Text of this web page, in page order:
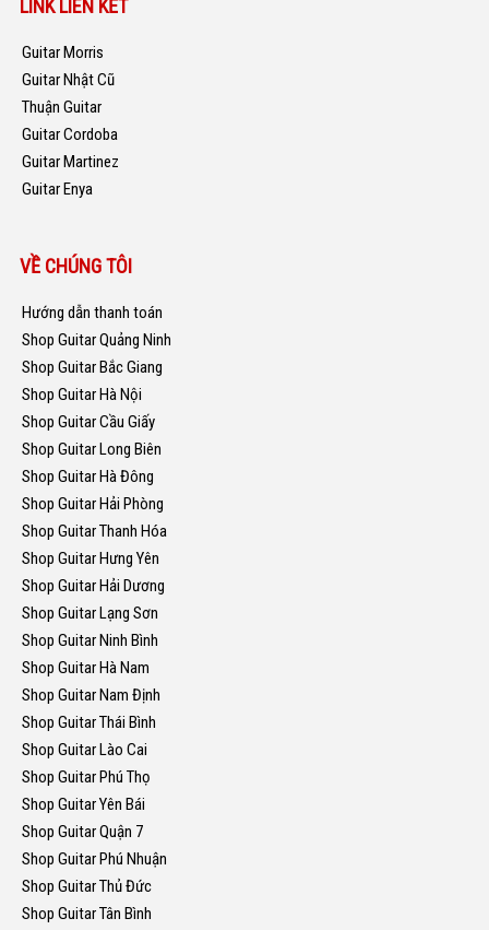
LINK LIÊN KẾT
Guitar Morris
Guitar Nhật Cũ
Thuận Guitar
Guitar Cordoba
Guitar Martinez
Guitar Enya
VỀ CHÚNG TÔI
Hướng dẫn thanh toán
Shop Guitar Quảng Ninh
Shop Guitar Bắc Giang
Shop Guitar Hà Nội
Shop Guitar Cầu Giấy
Shop Guitar Long Biên
Shop Guitar Hà Đông
Shop Guitar Hải Phòng
Shop Guitar Thanh Hóa
Shop Guitar Hưng Yên
Shop Guitar Hải Dương
Shop Guitar Lạng Sơn
Shop Guitar Ninh Bình
Shop Guitar Hà Nam
Shop Guitar Nam Định
Shop Guitar Thái Bình
Shop Guitar Lào Cai
Shop Guitar Phú Thọ
Shop Guitar Yên Bái
Shop Guitar Quận 7
Shop Guitar Phú Nhuận
Shop Guitar Thủ Đức
Shop Guitar Tân Bình